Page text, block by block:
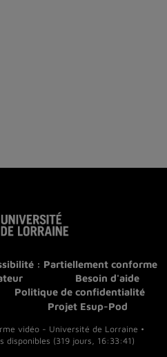
: Partiellement conforme
Besoin d'aide
Politique de confidentialité
Projet Esup-Pod
vidéo - Université de Lorraine •
disponibles (319 jours, 16:33:41)